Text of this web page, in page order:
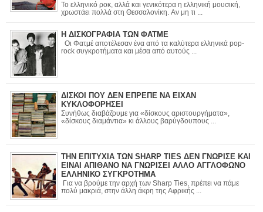
Το ελληνικό ροκ, αλλά και γενικότερα η ελληνική μουσική,
χρωστάει πολλά στη Θεσσαλονίκη. Αν μη τι ...
Η ΔΙΣΚΟΓΡΑΦΙΑ ΤΩΝ ΦΑΤΜΕ
Οι Φατμέ αποτέλεσαν ένα από τα καλύτερα ελληνικά pop-
rock συγκροτήματα και μέσα από αυτούς ...
ΔΙΣΚΟΙ ΠΟΥ ΔΕΝ ΕΠΡΕΠΕ ΝΑ ΕΙΧΑΝ
ΚΥΚΛΟΦΟΡΗΣΕΙ
Συνήθως διαβάζουμε για «δίσκους αριστουργήματα»,
«δίσκους διαμάντια» κι άλλους βαρύγδουπους ...
ΤΗΝ ΕΠΙΤΥΧΙΑ ΤΩΝ SHARP TIES ΔΕΝ ΓΝΩΡΙΣΕ ΚΑΙ
ΕΙΝΑΙ ΑΠΙΘΑΝΟ ΝΑ ΓΝΩΡΙΣΕΙ ΑΛΛΟ ΑΓΓΛΟΦΩΝΟ
ΕΛΛΗΝΙΚΟ ΣΥΓΚΡΟΤΗΜΑ
Για να βρούμε την αρχή των Sharp Ties, πρέπει να πάμε
πολύ μακριά, στην άλλη άκρη της Αφρικής ...